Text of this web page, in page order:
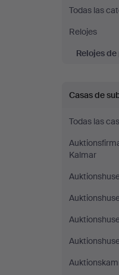
de
pulsera
Todas las
Relojes
Relojes
Casas de
Todas las
Kalmar